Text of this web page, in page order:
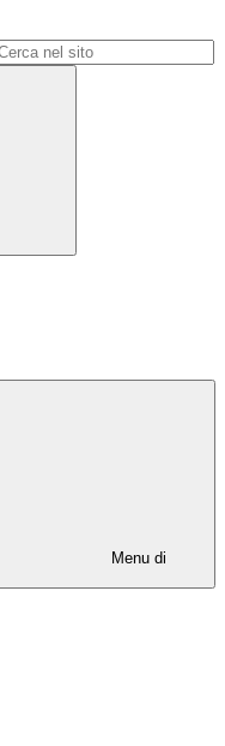
Menu di